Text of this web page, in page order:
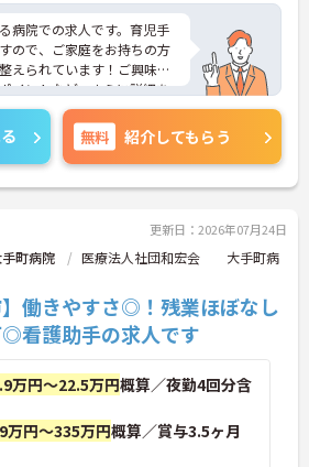
病院での求人です。育児手
ので、ご家庭をお持ちの方
えられています！ご興味の
イントなど、さらに詳細を
にご相談ください！
無料 紹介してもらう
更新日：2026年07月24日
町病院
医療法人社団和宏会 大手町病
】働きやすさ◎！残業ほぼなし
看護助手の求人です
万円～22.5万円概算／夜勤4回分含
万円～335万円概算／賞与3.5ヶ月